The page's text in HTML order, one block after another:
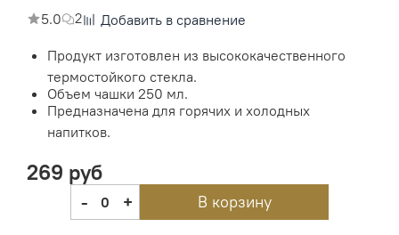
5.0 2
Добавить в сравнение
Продукт изготовлен из высококачественного
термостойкого стекла.
Объем чашки 250 мл.
Предназначена для горячих и холодных
напитков.
269 руб
- 0 + В корзину